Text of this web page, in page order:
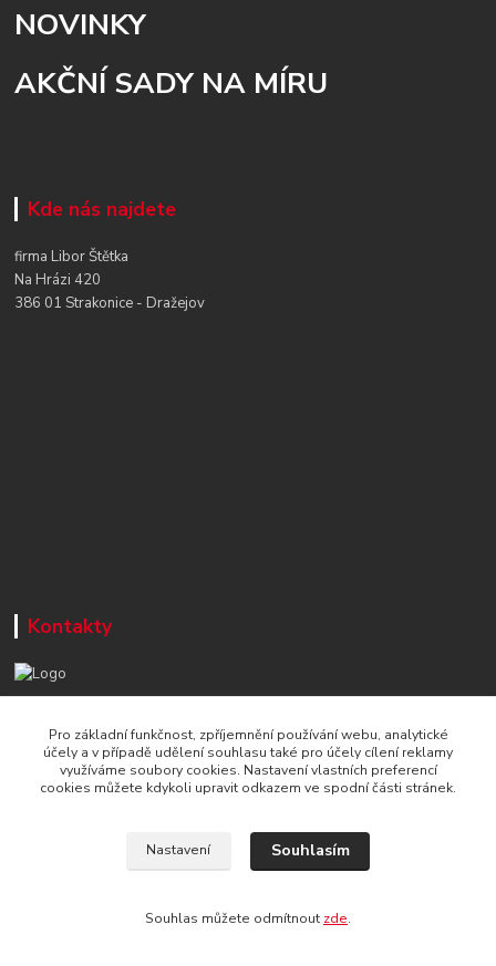
NOVINKY
AKČNÍ SADY NA MÍRU
Kde nás najdete
firma Libor Štětka
Na Hrázi 420
386 01 Strakonice - Dražejov
Kontakty
Po-Čt, 8-16 hod./ Pá 8-13 hod.
info@naradi-stetka.cz
Pro základní funkčnost, zpříjemnění používání webu, analytické
účely a v případě udělení souhlasu také pro účely cílení reklamy
využíváme soubory cookies. Nastavení vlastních preferencí
cookies můžete kdykoli upravit odkazem ve spodní části stránek.
Nastavení Souhlasím
Souhlas můžete odmítnout zde.